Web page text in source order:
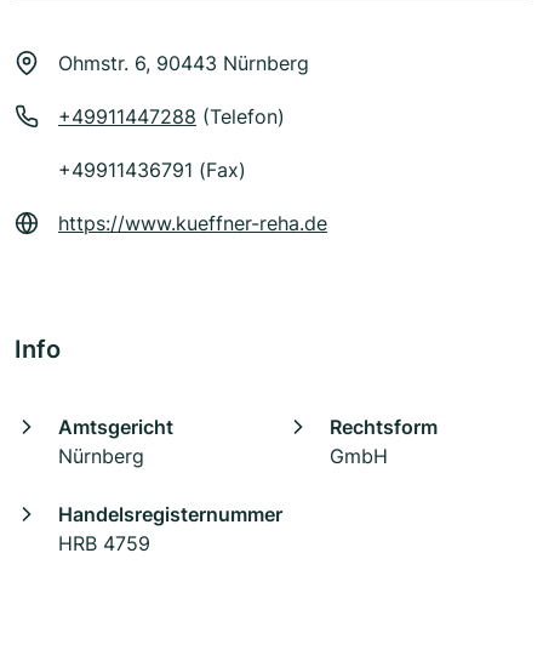
Ohmstr. 6, 90443 Nürnberg
+49911447288 (Telefon)
+49911436791 (Fax)
https://www.kueffner-reha.de
Info
Amtsgericht
Nürnberg
Rechtsform
GmbH
Handelsregisternummer
HRB 4759